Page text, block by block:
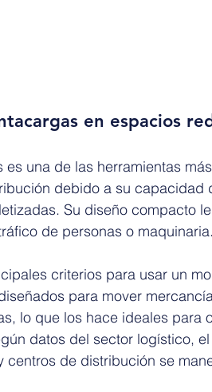
en espacios
es una de las herramientas
debido a su capacidad
Su diseño compacto
de personas o maquinaria.
criterios para usar un
para mover
lo que los hace ideales
datos del sector logístico,
centros de distribución se